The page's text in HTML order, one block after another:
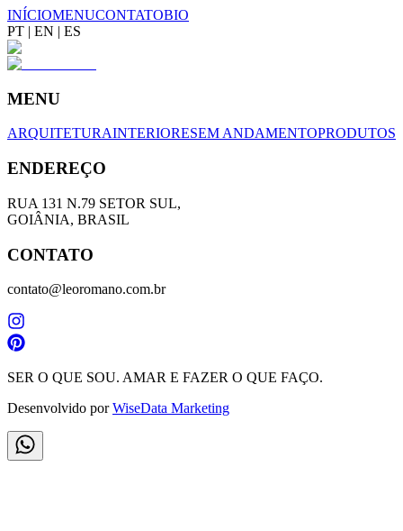
INÍCIOMENUCONTATOBIO
PT | EN | ES
MENU
ARQUITETURAINTERIORESEM ANDAMENTOPRODUTOS
ENDEREÇO
RUA 131 N.79 SETOR SUL,
GOIÂNIA, BRASIL
CONTATO
contato@leoromano.com.br
SER O QUE SOU. AMAR E FAZER O QUE FAÇO.
Desenvolvido por WiseData Marketing